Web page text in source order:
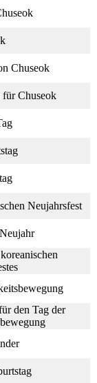
Chuseok
Chuseok
Neujahrsfest
den Tag der